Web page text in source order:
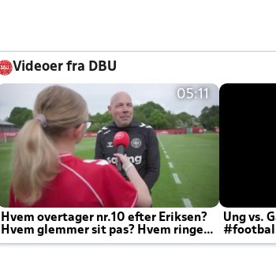
Videoer fra DBU
05:11
Hvem overtager nr.10 efter Eriksen?
Hvem glemmer sit pas? Hvem ringer
Joachim altid til efter kampe?
Ung vs.
#football